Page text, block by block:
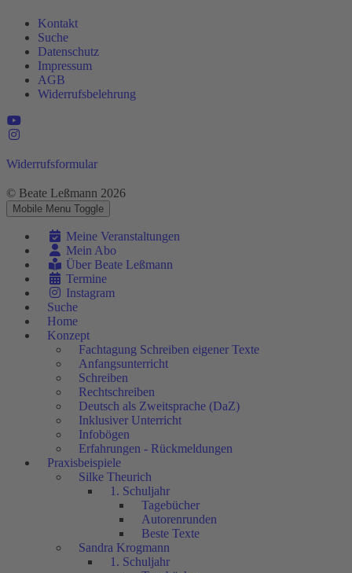
Kontakt
Suche
Datenschutz
Impressum
AGB
Widerrufsbelehrung
Widerrufsformular
© Beate Leßmann 2026
Mobile Menu Toggle
Meine Veranstaltungen
Mein Abo
Über Beate Leßmann
Termine
Instagram
Suche
Home
Konzept
Fachtagung Schreiben eigener Texte
Anfangsunterricht
Schreiben
Rechtschreiben
Deutsch als Zweitsprache (DaZ)
Inklusiver Unterricht
Infobögen
Erfahrungen - Rückmeldungen
Praxisbeispiele
Silke Theurich
1. Schuljahr
Tagebücher
Autorenrunden
Beste Texte
Sandra Krogmann
1. Schuljahr